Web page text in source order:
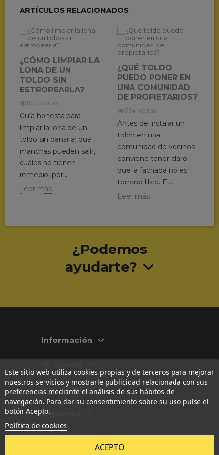
ARTÍCULOS RELACIONADOS
¿CÓMO LIMPIAR LA
LONA DE UN
TOLDO SIN
ESTROPEARLA?
1103 visitas
Guía honesta para
limpiar la lona de un
toldo sin dañarla: qué
manchas pueden salir,
cuáles no tienen
remedio, por...
Leer más
¿QUÉ TOLDO
PUEDO PONER EN
UNA COMUNIDAD
DE PROPIETARIOS?
334 visitas
Antes de instalar un
toldo en una
comunidad de vecinos
conviene tener claro
que la fachada no es
terreno libre. El...
Leer más
¿Podemos
ayudarte?
Información
Contáctanos
Este sitio web utiliza cookies propias y de terceros para mejorar
nuestros servicios y mostrarle publicidad relacionada con sus
preferencias mediante el análisis de sus hábitos de
navegación. Para dar su consentimiento sobre su uso pulse el
botón Acepto.
Política de cookies
ACEPTO
Síguenos
Las imágenes, textos, diseños y contenidos originales publicados
en esta web están registrados en
Safe Creative